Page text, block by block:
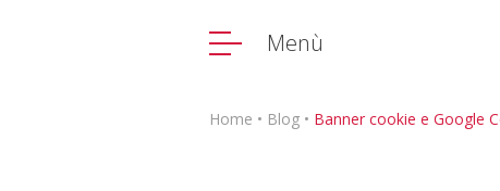
Menù
Home • Blog • Banner cookie e Google